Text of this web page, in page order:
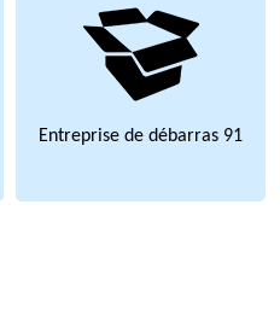
Entreprise de débarras 91